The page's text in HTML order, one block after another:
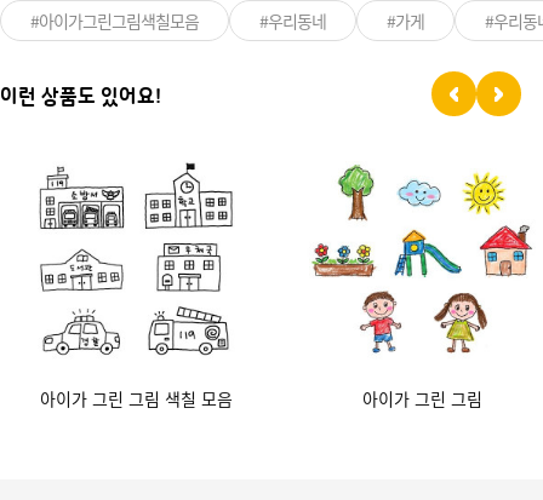
#아이가그린그림색칠모음 #우리동네 #가게 #우리동
이런 상품도 있어요!
아이가 그린 그림 색칠 모음 아이가 그린 그림